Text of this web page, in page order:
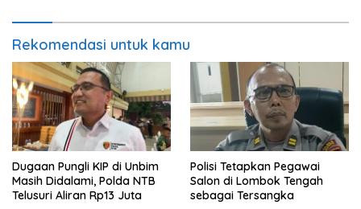
Rekomendasi untuk kamu
Dugaan Pungli KIP di Unbim
Masih Didalami, Polda NTB
Telusuri Aliran Rp13 Juta
Polisi Tetapkan Pegawai
Salon di Lombok Tengah
sebagai Tersangka